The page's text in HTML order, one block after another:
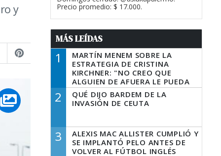
y
Precio promedio: $ 17.000.
MÁS LEÍDAS
1
MARTÍN MENEM SOBRE LA
ESTRATEGIA DE CRISTINA
KIRCHNER: "NO CREO QUE
ALGUIEN DE AFUERA LE PUEDA
DECIR A LA JUSTICIA LO QUE
TIENE QUE HACER"
2
QUÉ DIJO BARDEM DE LA
INVASIÓN DE CEUTA
3
ALEXIS MAC ALLISTER CUMPLIÓ Y
SE IMPLANTÓ PELO ANTES DE
VOLVER AL FÚTBOL INGLÉS